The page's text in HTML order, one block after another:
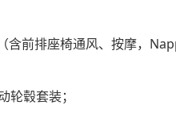
含前排座椅通风、按摩，
轮毂套装；